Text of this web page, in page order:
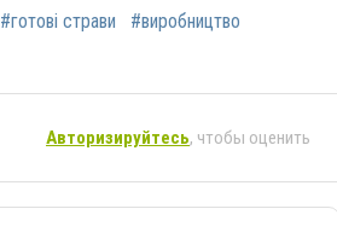
#готові страви
#виробництво
Авторизируйтесь, чтобы оценить